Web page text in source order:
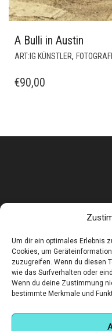
Um dir ein optimales Erlebnis
Cookies, um
zuzugreifen. Wenn du diesen
wie das Surfverhalten oder
Wenn du deine Zustimmung
bestimmte Merkmale und
A Bulli in Austin
ART:IG KÜNSTLER,
€90,00
Corneliusstr. 19, München,
Telefon: +49 (0)89 552 985
Öffnungszeiten: Di. - FR.
UHR
Impressum
Datenschutz